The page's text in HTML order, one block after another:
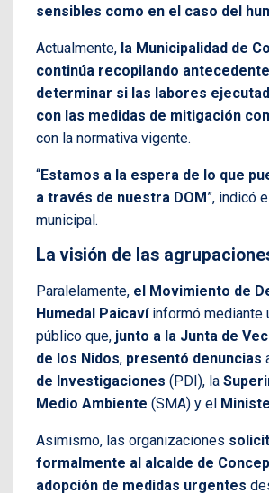
sensibles como en el caso del
Actualmente, la Municipalidad de
continúa recopilando
determinar si las labores
con las medidas de mitigación
con la normativa vigente.
“Estamos a la espera de lo que
a través de nuestra DOM”, indicó
municipal.
La visión de las
Paralelamente, el Movimiento de
Humedal Paicavíinformó mediante
público que, junto a la Junta de
de los Nidos, presentó denuncias
de Investigaciones (PDI), la
Medio Ambiente (SMA) y el
Asimismo, las organizaciones
formalmente al alcalde de
adopción de medidas urgentes